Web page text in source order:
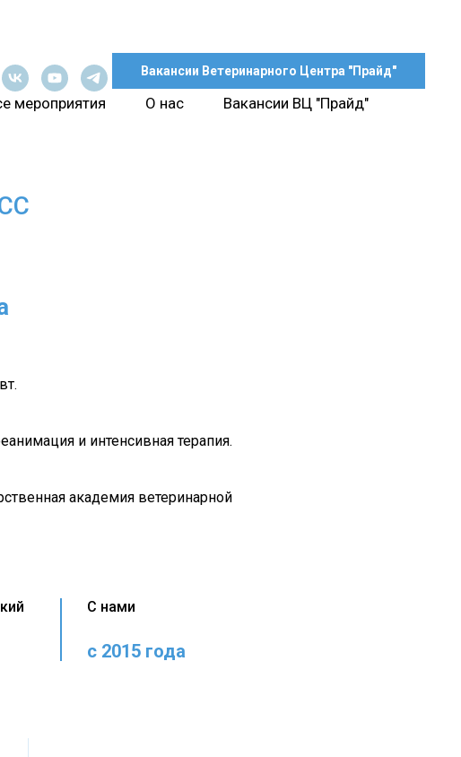
Вакансии Ветеринарного Центра "Прайд"
мероприятия О нас
Вакансии ВЦ "Прайд"
и интенсивная терапия.
академия ветеринарной
С нами
с 2015 года